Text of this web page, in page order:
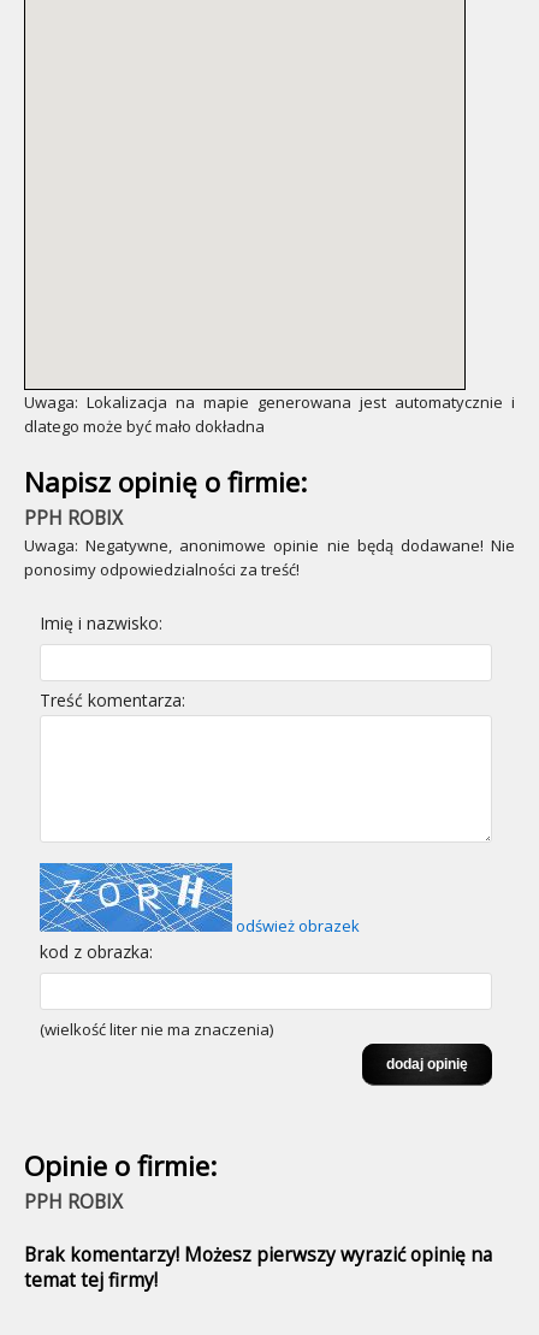
Uwaga: Lokalizacja na mapie generowana jest automatycznie i
dlatego może być mało dokładna
Napisz opinię o firmie:
PPH ROBIX
Uwaga: Negatywne, anonimowe opinie nie będą dodawane! Nie
ponosimy odpowiedzialności za treść!
Imię i nazwisko:
Treść komentarza:
odśwież obrazek
kod z obrazka:
(wielkość liter nie ma znaczenia)
Opinie o firmie:
PPH ROBIX
Brak komentarzy! Możesz pierwszy wyrazić opinię na
temat tej firmy!